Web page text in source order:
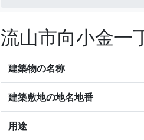
流山市向小金一
建築物の名称
建築敷地の地名地番
用途